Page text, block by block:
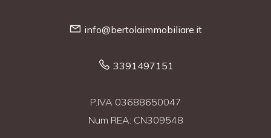
info@bertolaimmobiliare.it
3391497151
P.IVA 03688650047
Num REA: CN309548